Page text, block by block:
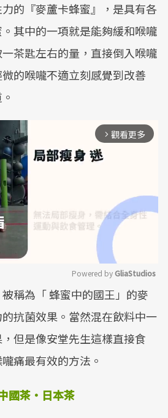
力的『麥蘆卡蜂蜜』，是具有各
其中的一項就是能夠緩和喉嚨
茶匙左右的量，直接倒入喉嚨
的喉嚨不適立刻感覺到改善
arrow_forward_ios 觀看更多
Mute
Powered by GliaStudios
稱為「 蜂蜜中的國王」的麥
抗菌效果。當然混在飲料中一
但是像安堂先生這樣直接食
痛最有效的方法。
國茶・日本茶